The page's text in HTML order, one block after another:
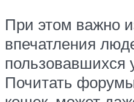
При этом важно
впечатления
пользовавшихся
Почитать